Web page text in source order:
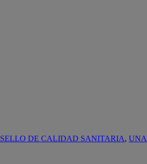
SELLO DE CALIDAD SANITARIA,